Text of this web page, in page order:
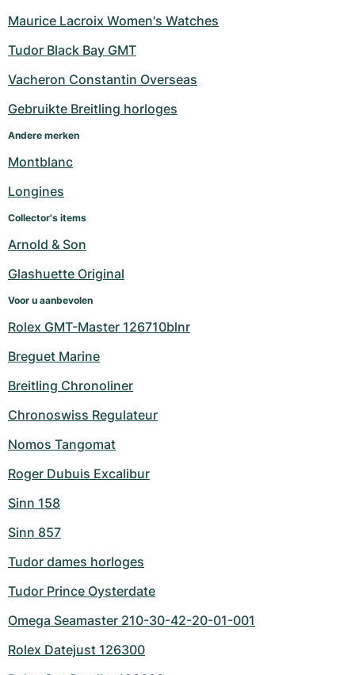
Gebruikte horloges
Dameshorloges
Gebruikte horloges
Dameshorloges
Maurice Lacroix Women's Watches
Tudor Black Bay GMT
Vacheron Constantin Overseas
Gebruikte Breitling horloges
Andere merken
Montblanc
Longines
Collector's items
Arnold & Son
Glashuette Original
Voor u aanbevolen
Rolex GMT-Master 126710blnr
Breguet Marine
Breitling Chronoliner
Chronoswiss Regulateur
Nomos Tangomat
Roger Dubuis Excalibur
Sinn 158
Sinn 857
Tudor dames horloges
Tudor Prince Oysterdate
Omega Seamaster 210-30-42-20-01-001
Rolex Datejust 126300